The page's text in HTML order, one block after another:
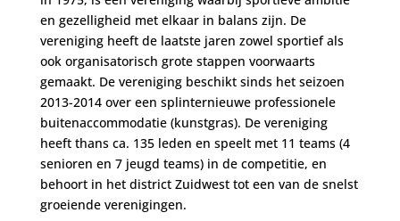
en gezelligheid met elkaar in balans zijn. De
vereniging heeft de laatste jaren zowel sportief als
ook organisatorisch grote stappen voorwaarts
gemaakt. De vereniging beschikt sinds het seizoen
2013-2014 over een splinternieuwe professionele
buitenaccommodatie (kunstgras). De vereniging
heeft thans ca. 135 leden en speelt met 11 teams (4
senioren en 7 jeugd teams) in de competitie, en
behoort in het district Zuidwest tot een van de snelst
groeiende verenigingen.